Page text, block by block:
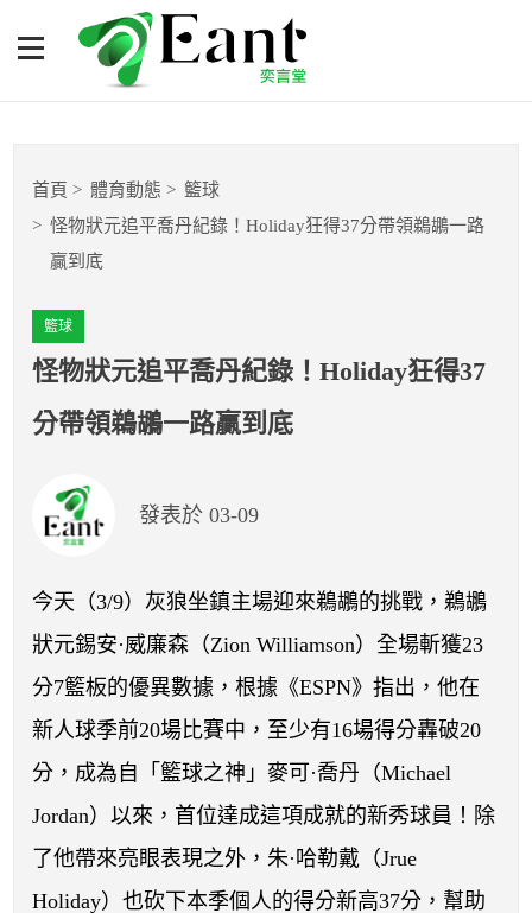
怪物狀元追平喬丹紀錄！
Holiday狂得37分帶領鵜鶘一
籃球
棒球
球隊數據
開賽列表
運彩教學專區
首頁 體育動態
籃球
怪物狀元追平喬丹紀錄！Holiday狂得37分帶領鵜鶘一路
贏到底
籃球
怪物狀元追平喬丹紀錄！Holiday狂得37
分帶領鵜鶘一路贏到底
發表於 03-09
今天（3/9）灰狼坐鎮主場迎來鵜鶘的挑戰，鵜鶘
狀元錫安·威廉森（Zion Williamson）全場斬獲23
分7籃板的優異數據，根據《ESPN》指出，他在
新人球季前20場比賽中，至少有16場得分轟破20
分，成為自「籃球之神」麥可·喬丹（Michael
Jordan）以來，首位達成這項成就的新秀球員！除
了他帶來亮眼表現之外，朱·哈勒戴（Jrue
Holiday）也砍下本季個人的得分新高37分，幫助